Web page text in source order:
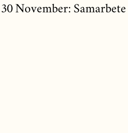
30 November: